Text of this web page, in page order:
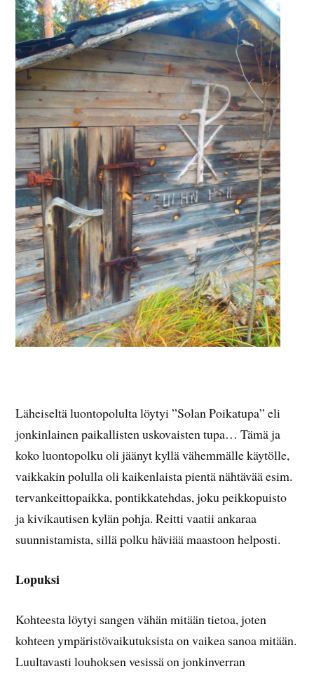
Läheiseltä luontopolulta löytyi ”Solan Poikatupa” eli
jonkinlainen paikallisten uskovaisten tupa… Tämä ja
koko luontopolku oli jäänyt kyllä vähemmälle käytölle,
vaikkakin polulla oli kaikenlaista pientä nähtävää esim.
tervankeittopaikka, pontikkatehdas, joku peikkopuisto
ja kivikautisen kylän pohja. Reitti vaatii ankaraa
suunnistamista, sillä polku häviää maastoon helposti.
Lopuksi
Kohteesta löytyi sangen vähän mitään tietoa, joten
kohteen ympäristövaikutuksista on vaikea sanoa mitään.
Luultavasti louhoksen vesissä on jonkinverran